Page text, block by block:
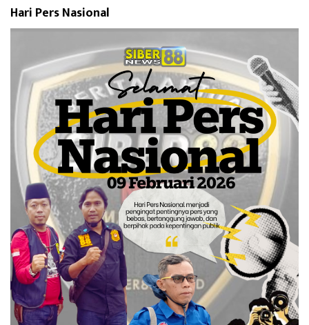
Hari Pers Nasional